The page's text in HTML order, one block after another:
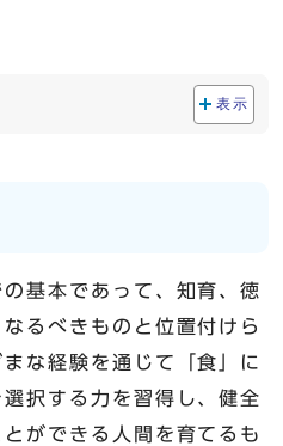
表示
基本であって、知育、徳
るべきものと位置付けら
な経験を通じて「食」に
択する力を習得し、健全
ができる人間を育てるも